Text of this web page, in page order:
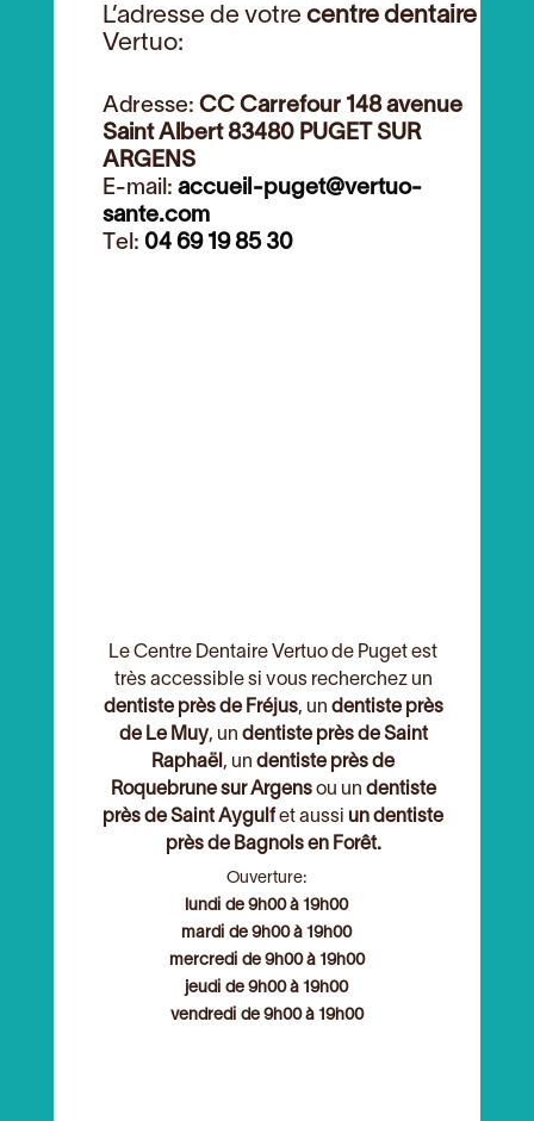
L’adresse de votre centre dentaire
Vertuo:
Adresse: CC Carrefour 148 avenue
Saint Albert 83480 PUGET SUR
ARGENS
E-mail: accueil-puget@vertuo-
sante.com
Tel: 04 69 19 85 30
Le Centre Dentaire Vertuo de Puget est
très accessible si vous recherchez un
dentiste près de Fréjus, un dentiste près
de Le Muy, un dentiste près de Saint
Raphaël , undentiste près de
Roquebrune sur Argens ou un dentiste
près de Saint Aygulfet aussi un dentiste
près de Bagnols en Forêt.
Ouverture:
lundi de 9h00 à 19h00
mardi de 9h00 à 19h00
mercredi de 9h00 à 19h00
jeudi de 9h00 à 19h00
vendredi de 9h00 à 19h00